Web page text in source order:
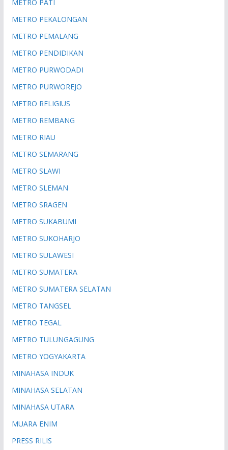
METRO PATI
METRO PEKALONGAN
METRO PEMALANG
METRO PENDIDIKAN
METRO PURWODADI
METRO PURWOREJO
METRO RELIGIUS
METRO REMBANG
METRO RIAU
METRO SEMARANG
METRO SLAWI
METRO SLEMAN
METRO SRAGEN
METRO SUKABUMI
METRO SUKOHARJO
METRO SULAWESI
METRO SUMATERA
METRO SUMATERA SELATAN
METRO TANGSEL
METRO TEGAL
METRO TULUNGAGUNG
METRO YOGYAKARTA
MINAHASA INDUK
MINAHASA SELATAN
MINAHASA UTARA
MUARA ENIM
PRESS RILIS